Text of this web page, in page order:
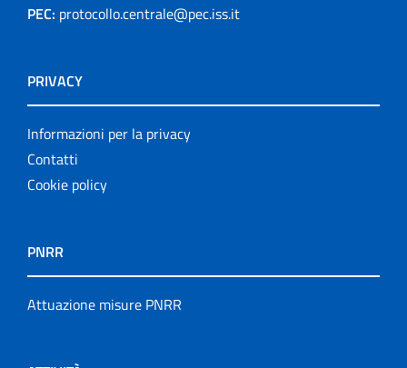
PEC: protocollo.centrale@pec.iss.it
PRIVACY
Informazioni per la privacy
Contatti
Cookie policy
PNRR
Attuazione misure PNRR